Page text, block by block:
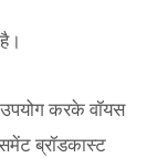
उपयोग करके वॉयस
ब्रॉडकास्ट